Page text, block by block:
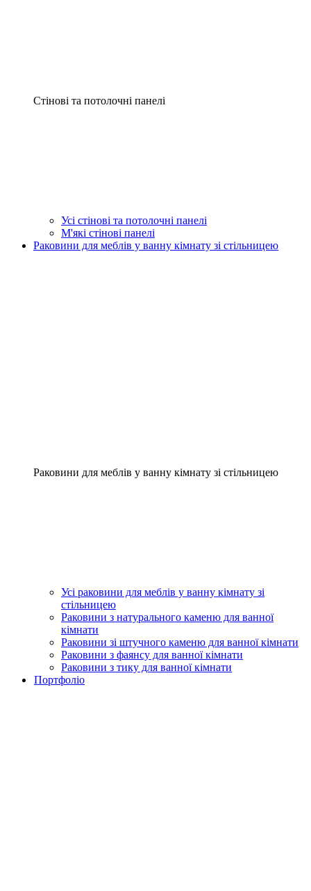
Стінові та потолочні панелі
Усі стінові та потолочні панелі
М'які стінові панелі
Раковини для меблів у ванну кімнату зі стільницею
Раковини для меблів у ванну кімнату зі стільницею
Усі раковини для меблів у ванну кімнату зі
стільницею
Раковини з натурального каменю для ванної
кімнати
Раковини зі штучного каменю для ванної кімнати
Раковини з фаянсу для ванної кімнати
Раковини з тику для ванної кімнати
Портфоліо